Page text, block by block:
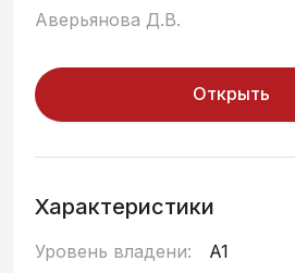
Аверьянова Д.В.
Открыть
Характеристики
Уровень владени:
A1